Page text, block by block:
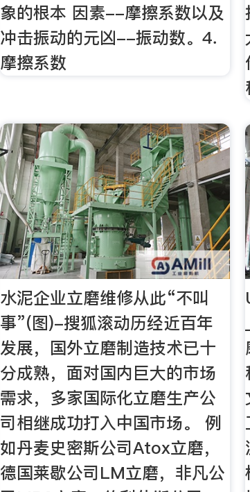
象的根本 因素--摩擦系数以及
冲击振动的元凶--振动数。4．
摩擦系数
水泥企业立磨维修从此“不叫
事”(图)-搜狐滚动历经近百年
发展，国外立磨制造技术已十
分成熟，面对国内巨大的市场
需求，多家国际化立磨生产公
司相继成功打入中国市场。 例
如丹麦史密斯公司Atox立磨，
德国莱歇公司LM立磨，非凡公